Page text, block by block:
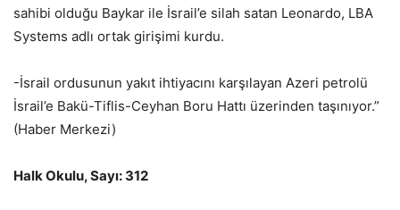
sahibi olduğu Baykar ile İsrail’e silah satan Leonardo, LBA
Systems adlı ortak girişimi kurdu.
-İsrail ordusunun yakıt ihtiyacını karşılayan Azeri petrolü
İsrail’e Bakü-Tiflis-Ceyhan Boru Hattı üzerinden taşınıyor.”
(Haber Merkezi)
Halk Okulu, Sayı: 312